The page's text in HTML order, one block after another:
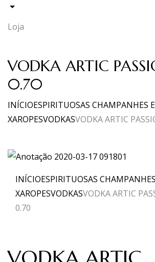
Loja
VODKA ARTIC
0.70
INÍCIOESPIRITUOSAS CHAMPANHES E
XAROPESVODKASVODKA ARTIC
INÍCIOESPIRITUOSAS
XAROPESVODKASVODKA ARTIC
0.70